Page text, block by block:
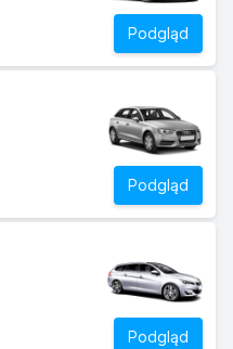
Podgląd
Podgląd
Podgląd